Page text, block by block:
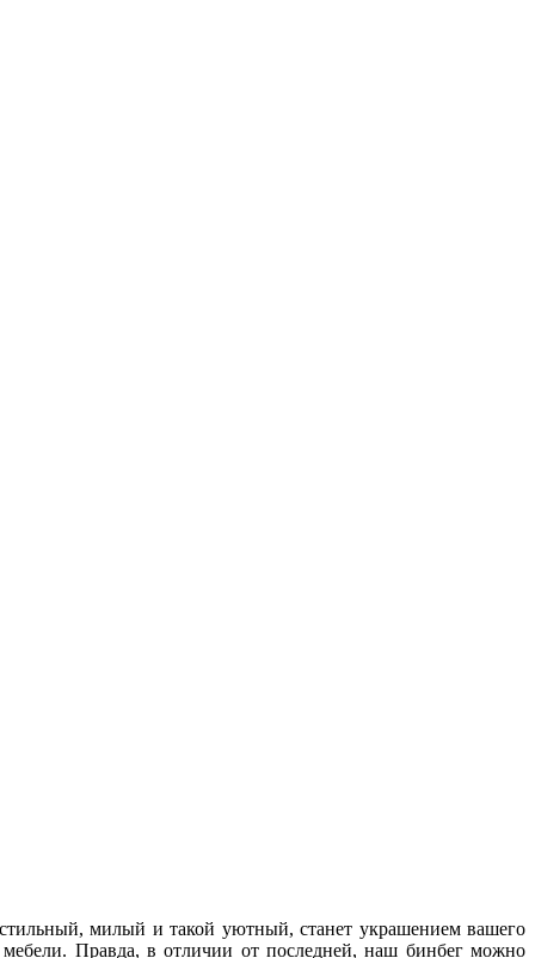
милый и такой уютный, станет украшением вашего
мебели. Правда, в отличии от последней, наш бинбег можно